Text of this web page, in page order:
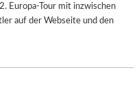
Europa-Tour mit inzwischen
auf der Webseite und den